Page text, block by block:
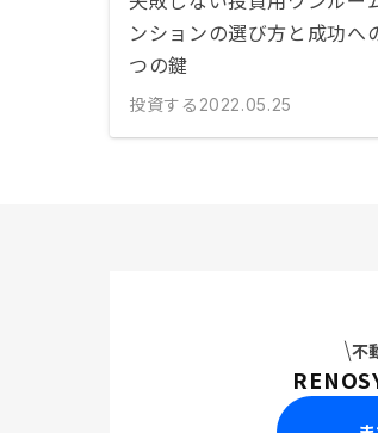
ンションの選び方と成功へ
つの鍵
投資する 2022.05.25
不